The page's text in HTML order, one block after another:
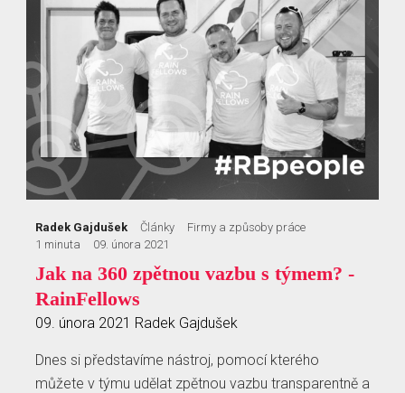
Radek Gajdušek Články
Firmy a způsoby práce
1 minuta
09. února 2021
Jak na 360 zpětnou vazbu s týmem? -
RainFellows
09. února 2021 Radek Gajdušek
Dnes si představíme nástroj, pomocí kterého
můžete v týmu udělat zpětnou vazbu transparentně a